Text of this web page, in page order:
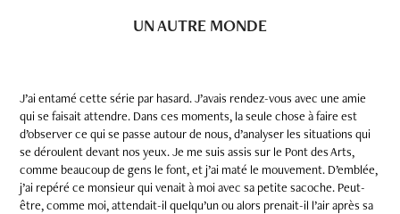
UN AUTRE MONDE
J’ai entamé cette série par hasard. J’avais rendez-vous avec une amie
qui se faisait attendre. Dans ces moments, la seule chose à faire est
d’observer ce qui se passe autour de nous, d’analyser les situations qui
se déroulent devant nos yeux. Je me suis assis sur le Pont des Arts,
comme beaucoup de gens le font, et j’ai maté le mouvement. D’emblée,
j’ai repéré ce monsieur qui venait à moi avec sa petite sacoche. Peut-
être, comme moi, attendait-il quelqu’un ou alors prenait-il l’air après sa